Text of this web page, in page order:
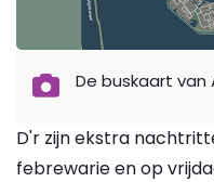
De buskaart van
D'r zijn ekstra
febrewarie en op